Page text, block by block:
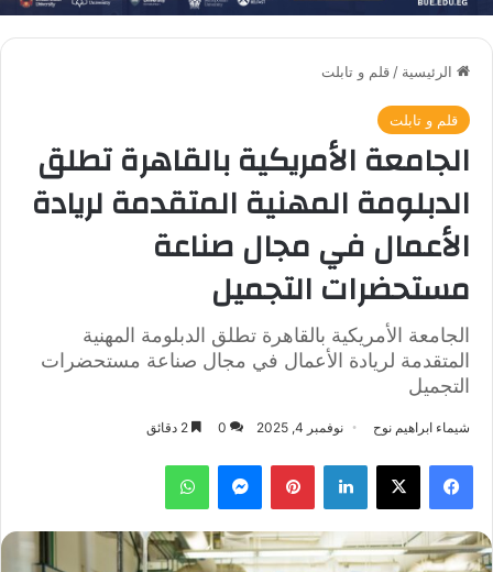
الرئيسية / قلم و تابلت
قلم و تابلت
الجامعة الأمريكية بالقاهرة تطلق
الدبلومة المهنية المتقدمة لريادة
الأعمال في مجال صناعة
مستحضرات التجميل
الجامعة الأمريكية بالقاهرة تطلق الدبلومة المهنية
المتقدمة لريادة الأعمال في مجال صناعة مستحضرات
التجميل
شيماء ابراهيم نوح نوفمبر 4, 2025 0
فيسبوك ‫X لينكدإن بينتيريستماسنجر واتساب